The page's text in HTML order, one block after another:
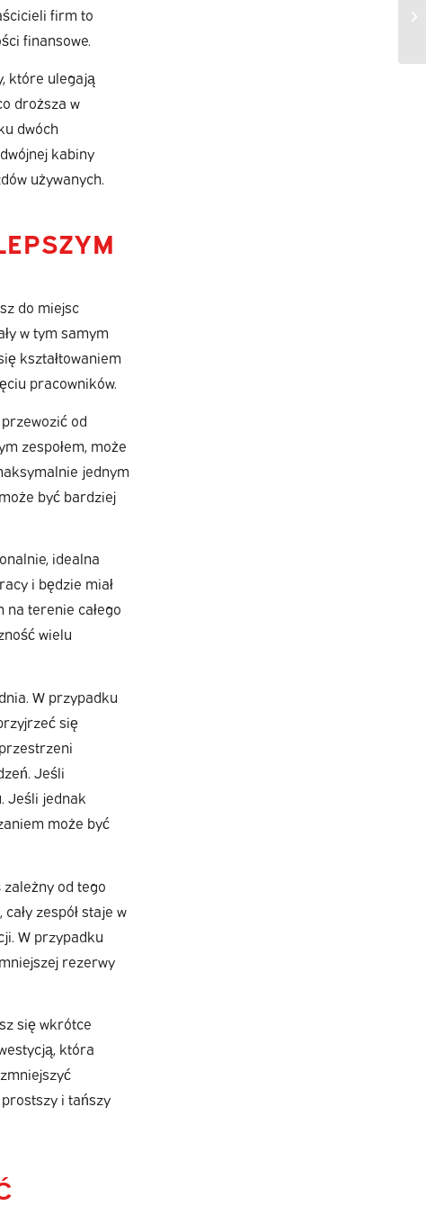
firm to
finansowe.
które ulegają
droższa w
dwóch
kabiny
używanych.
do miejsc
w tym samym
kształtowaniem
pracowników.
od
zespołem, może
jednym
być bardziej
idealna
i będzie miał
terenie całego
wielu
W przypadku
się
Jeśli
Jeśli jednak
może być
od tego
zespół staje w
W przypadku
rezerwy
się wkrótce
która
i tańszy